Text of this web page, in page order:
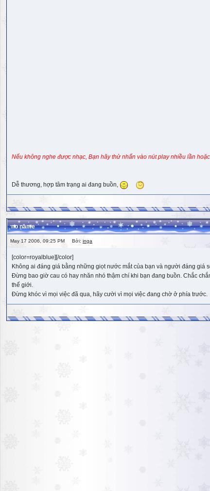
Nếu không nghe được nhạc, Bạn hãy thử nhấn vào nút play nhiều lần
Dễ thương, hợp tâm trạng ai đang buồn,
no name
May 17 2006, 09:25 PM Bởi: inga
[color=royalblue][/color]
Không ai đáng giá bằng những giọt nước mắt của bạn và người đáng giá
Đừng bao giờ cau có hay nhăn nhó thậm chí khi bạn đang buồn. Chắc
thế giới.
Đừng khóc vì mọi việc đã qua, hãy cười vì mọi việc đang chờ ở phía trước.